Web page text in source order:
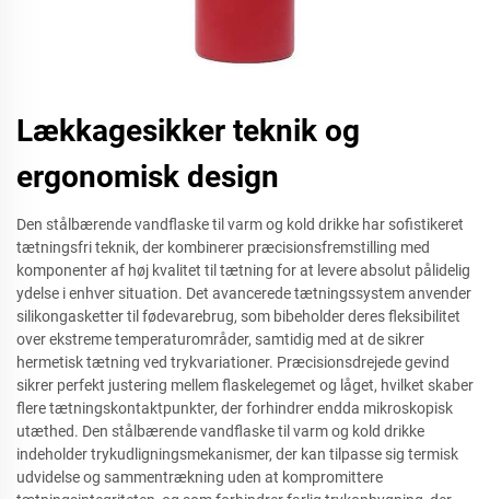
Lækkagesikker teknik og
ergonomisk design
Den stålbærende vandflaske til varm og kold drikke har sofistikeret
tætningsfri teknik, der kombinerer præcisionsfremstilling med
komponenter af høj kvalitet til tætning for at levere absolut pålidelig
ydelse i enhver situation. Det avancerede tætningssystem anvender
silikongasketter til fødevarebrug, som bibeholder deres fleksibilitet
over ekstreme temperaturområder, samtidig med at de sikrer
hermetisk tætning ved trykvariationer. Præcisionsdrejede gevind
sikrer perfekt justering mellem flaskelegemet og låget, hvilket skaber
flere tætningskontaktpunkter, der forhindrer endda mikroskopisk
utæthed. Den stålbærende vandflaske til varm og kold drikke
indeholder trykudligningsmekanismer, der kan tilpasse sig termisk
udvidelse og sammentrækning uden at kompromittere